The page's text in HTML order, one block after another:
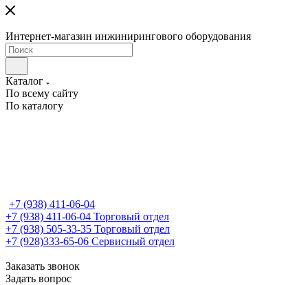
Интернет-магазин инжинирингового оборудования
Каталог
По всему сайту
По каталогу
+7 (938) 411-06-04
+7 (938) 411-06-04 Торговый отдел
+7 (938) 505-33-35 Торговый отдел
+7 (928)333-65-06 Сервисный отдел
Заказать звонок
Задать вопрос